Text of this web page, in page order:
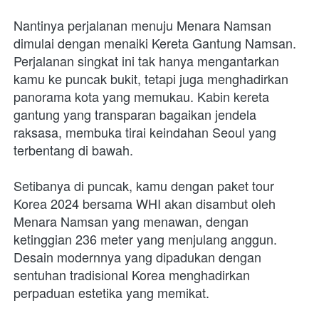
Nantinya perjalanan menuju Menara Namsan
dimulai dengan menaiki Kereta Gantung Namsan.
Perjalanan singkat ini tak hanya mengantarkan
kamu ke puncak bukit, tetapi juga menghadirkan
panorama kota yang memukau. Kabin kereta
gantung yang transparan bagaikan jendela
raksasa, membuka tirai keindahan Seoul yang
terbentang di bawah.
Setibanya di puncak, kamu dengan paket tour
Korea 2024 bersama WHI akan disambut oleh
Menara Namsan yang menawan, dengan
ketinggian 236 meter yang menjulang anggun.
Desain modernnya yang dipadukan dengan
sentuhan tradisional Korea menghadirkan
perpaduan estetika yang memikat.